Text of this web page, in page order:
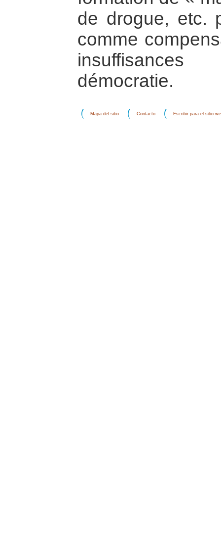
de drogue, etc.
comme
démocratie.
Mapa del sitio Contacto Escribir para el sitio